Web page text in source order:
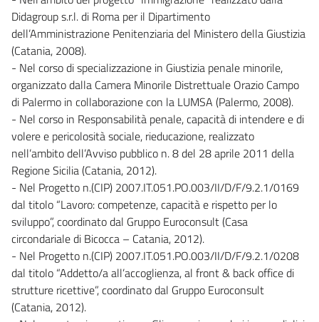
Didagroup s.r.l. di Roma per il Dipartimento
dell’Amministrazione Penitenziaria del Ministero della Giustizia
(Catania, 2008).
- Nel corso di specializzazione in Giustizia penale minorile,
organizzato dalla Camera Minorile Distrettuale Orazio Campo
di Palermo in collaborazione con la LUMSA (Palermo, 2008).
- Nel corso in Responsabilità penale, capacità di intendere e di
volere e pericolosità sociale, rieducazione, realizzato
nell’ambito dell’Avviso pubblico n. 8 del 28 aprile 2011 della
Regione Sicilia (Catania, 2012).
- Nel Progetto n.(CIP) 2007.IT.051.PO.003/II/D/F/9.2.1/0169
dal titolo “Lavoro: competenze, capacità e rispetto per lo
sviluppo”, coordinato dal Gruppo Euroconsult (Casa
circondariale di Bicocca – Catania, 2012).
- Nel Progetto n.(CIP) 2007.IT.051.PO.003/II/D/F/9.2.1/0208
dal titolo “Addetto/a all’accoglienza, al front & back office di
strutture ricettive”, coordinato dal Gruppo Euroconsult
(Catania, 2012).